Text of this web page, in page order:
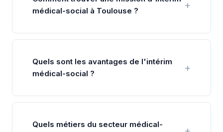
médical-social à Toulouse ?
Quels sont les avantages de l'intérim
médical-social ?
Quels métiers du secteur médical-